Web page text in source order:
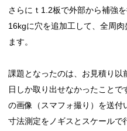
さらにｔ1.2板で外部から補強
16kgに穴を追加工して、全周
ます。
課題となったのは、お見積り以
日しか取り出せなかったこと
の画像（スマフォ撮り）を送付
寸法測定をノギスとスケールで